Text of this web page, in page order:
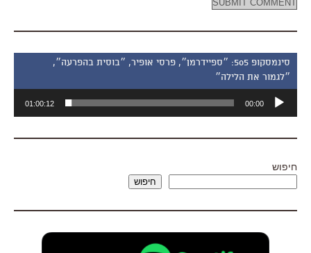
סינמסקופ 505: ״ספיידרמן״, פרסי אופיר, ״בוסית בהפרעה״,
״לגמור את הלילה״
אודיו
00:00
01:00:12
חיפוש
חיפוש